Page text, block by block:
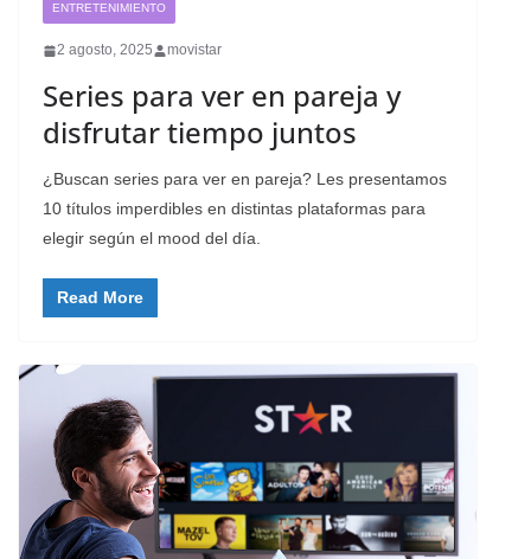
ENTRETENIMIENTO
2 agosto, 2025 movistar
Series para ver en pareja y
disfrutar tiempo juntos
¿Buscan series para ver en pareja? Les presentamos
10 títulos imperdibles en distintas plataformas para
elegir según el mood del día.
Read More